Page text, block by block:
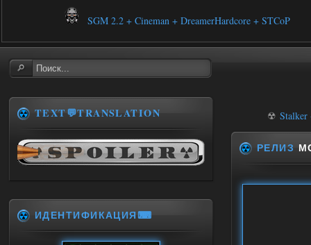
SGM 2.2 + Cineman + DreamerHardcore + STCoP
☢ Stalker
РЕЛИЗ
TEXT💬TRANSLATION
ИДЕНТИФИКАЦИЯ⌨